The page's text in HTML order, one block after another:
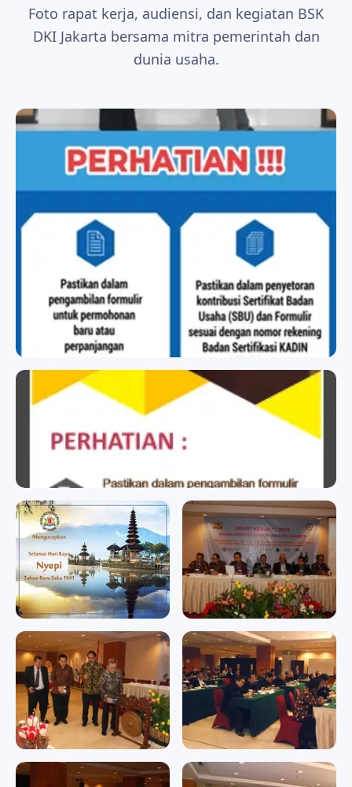
Foto rapat kerja, audiensi, dan kegiatan BSK
DKI Jakarta bersama mitra pemerintah dan
dunia usaha.
BADAN SERTIFIKASI KADIN
BADAN SERTIFIKASI KADIN
badan sertifikasi kadin
badan sertifikasi kadin
Memperingati Hari Raya
Nyepi Tahun Baru Saka
1941
Memperingati Hari Raya
Nyepi Tahun Baru Saka 1941
RAPAT KERJA II/2016
RAPAT KERJA II/2016
RAPAT KERJA II/2016
RAPAT KERJA II/2016
RAPAT KERJA II/2016
RAPAT KERJA II/2016